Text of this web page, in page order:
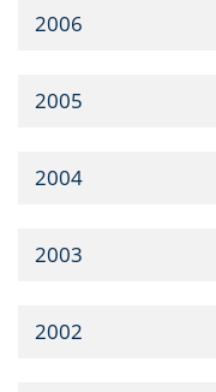
2006
2005
2004
2003
2002